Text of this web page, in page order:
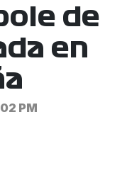
de
en
PM